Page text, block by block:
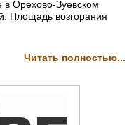
в Орехово-Зуевском
Площадь возгорания
Читать полностью...